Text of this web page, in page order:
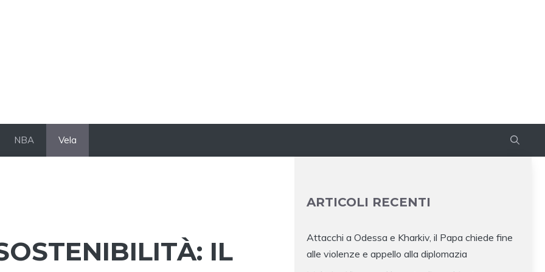
NBA Vela
IL
ARTICOLI RECENTI
Attacchi a Odessa e Kharkiv, il Papa chiede fine
alle violenze e appello alla diplomazia